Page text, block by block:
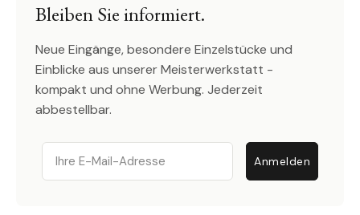
Bleiben Sie informiert.
Neue Eingänge, besondere Einzelstücke und
Einblicke aus unserer Meisterwerkstatt -
kompakt und ohne Werbung. Jederzeit
abbestellbar.
Email
Anmelden